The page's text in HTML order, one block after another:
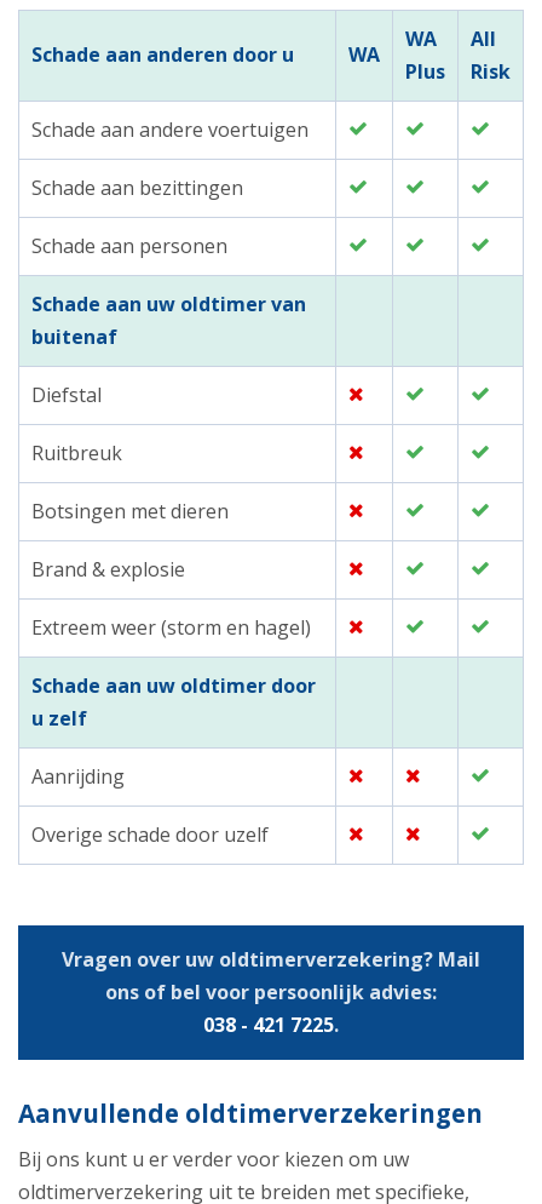
Schade aan anderen door u WA
WA
Plus
All
Risk
Schade aan andere voertuigen
Schade aan bezittingen
Schade aan personen
Schade aan uw oldtimer van
buitenaf
Diefstal
Ruitbreuk
Botsingen met dieren
Brand & explosie
Extreem weer (storm en hagel)
Schade aan uw oldtimer door
u zelf
Aanrijding
Overige schade door uzelf
Vragen over uw oldtimerverzekering? Mail
ons of bel voor persoonlijk advies:
038 - 421 7225.
Aanvullende oldtimerverzekeringen
Bij ons kunt u er verder voor kiezen om uw
oldtimerverzekering uit te breiden met specifieke,